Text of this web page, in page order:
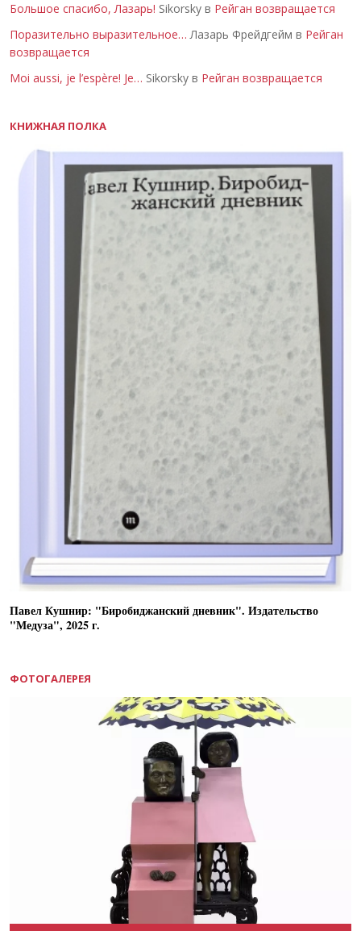
Большое спасибо, Лазарь! Sikorsky в Рейган возвращается
Поразительно выразительное… Лазарь Фрейдгейм в Рейган
возвращается
Moi aussi, je l’espère! Je… Sikorsky в Рейган возвращается
КНИЖНАЯ ПОЛКА
Павел Кушнир: "Биробиджанский дневник". Издательство
"Медуза", 2025 г.
ФОТОГАЛЕРЕЯ